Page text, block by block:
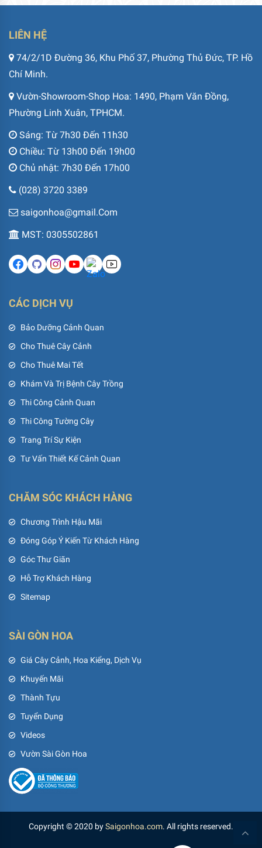
LIÊN HỆ
74/2/1D Đường 36, Khu Phố 37, Phường Thủ Đức, TP. Hồ
Chí Minh.
Vườn-Showroom-Shop Hoa: 1490, Phạm Văn Đồng,
Phường Linh Xuân, TPHCM.
Sáng: Từ 7h30 Đến 11h30
Chiều: Từ 13h00 Đến 19h00
Chủ nhật: 7h30 Đến 17h00
(028) 3720 3389
saigonhoa@gmail.Com
MST: 0305502861
CÁC DỊCH VỤ
Bảo Dưỡng Cảnh Quan
Cho Thuê Cây Cảnh
Cho Thuê Mai Tết
Khám Và Trị Bệnh Cây Trồng
Thi Công Cảnh Quan
Thi Công Tường Cây
Trang Trí Sự Kiện
Tư Vấn Thiết Kế Cảnh Quan
CHĂM SÓC KHÁCH HÀNG
Chương Trình Hậu Mãi
Đóng Góp Ý Kiến Từ Khách Hàng
Góc Thư Giãn
Hỗ Trợ Khách Hàng
Sitemap
SÀI GÒN HOA
Giá Cây Cảnh, Hoa Kiểng, Dịch Vụ
Khuyến Mãi
Thành Tựu
Tuyển Dụng
Videos
Vườn Sài Gòn Hoa
Copyright © 2020 bySaigonhoa.com. All rights reserved.